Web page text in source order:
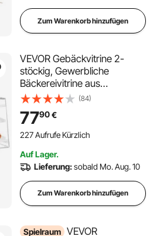
Zum Warenkorb hinzufügen
VEVOR Gebäckvitrine 2-
stöckig, Gewerbliche
Bäckereivitrine aus
Transparentem Acryl,
Thekenvitrine mit
Magnetischer Rücktür &
Abnehmbarer Trennwand für
526 x 400 x 305 mm
(84)
7790€
227 Aufrufe Kürzlich
Auf Lager.
Lieferung:sobald Mo. Aug. 10
Zum Warenkorb hinzufügen
Spielraum VEVOR